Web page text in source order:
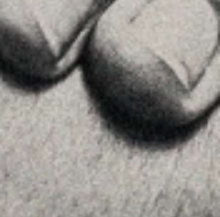
Contactar
SEGUEIX-NOS
Instagram
Youtube
Allyon — Barcelona, Spain
Copyrights © 2026 AVÍS LEGAL·
POLÍTICA DE COOKIES · POLÍTICA DE PRIVACITAT